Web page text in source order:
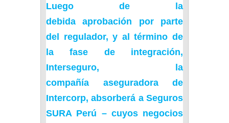
Luego de la
debida
aprobación
por parte
del regulador, y al término de
la fase de integración,
Interseguro, la
compañía aseguradora de
Intercorp, absorberá a Seguros
SURA Perú – cuyos negocios